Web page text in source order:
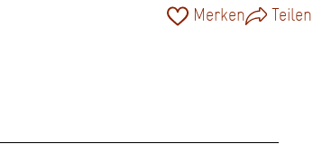
Merken Teilen